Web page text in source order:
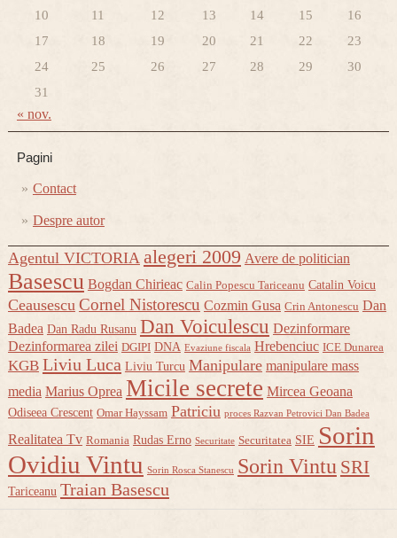
10
11 12 13 14 15
16
17
18 19 20 21 22
23
24
25 26 27 28 29
30
31
« nov.
Pagini
Contact
Despre autor
Agentul VICTORIA alegeri 2009 Avere de politician
Basescu Bogdan Chirieac Calin Popescu Tariceanu Catalin Voicu
Ceausescu Cornel Nistorescu Cozmin Gusa Crin Antonescu Dan
Badea Dan Radu Rusanu Dan Voiculescu Dezinformare
Dezinformarea zilei DGIPI DNA Evaziune fiscala Hrebenciuc ICE Dunarea
KGB Liviu Luca Liviu Turcu Manipulare manipulare mass
media Marius Oprea Micile secrete Mircea Geoana
Odiseea Crescent Omar Hayssam Patriciu proces Razvan Petrovici Dan Badea
Realitatea Tv Romania Rudas Erno Securitate Securitatea SIE Sorin
Ovidiu Vintu Sorin Rosca Stanescu Sorin Vintu SRI
Tariceanu Traian Basescu